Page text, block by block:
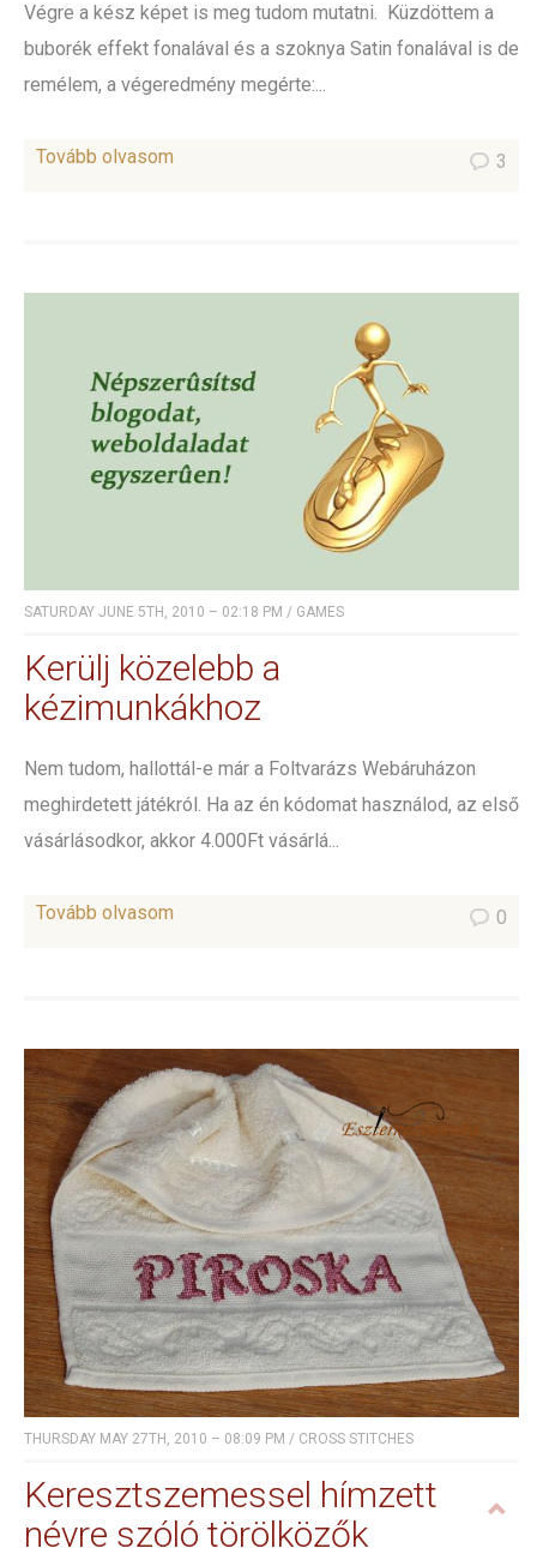
Végre a kész képet is meg tudom mutatni. Küzdöttem a
buborék effekt fonalával és a szoknya Satin fonalával is de
remélem, a végeredmény megérte:...
Tovább olvasom 3
SATURDAY JUNE 5TH, 2010 – 02:18 PM / GAMES
Kerülj közelebb a
kézimunkákhoz
Nem tudom, hallottál-e már a Foltvarázs Webáruházon
meghirdetett játékról. Ha az én kódomat használod, az első
vásárlásodkor, akkor 4.000Ft vásárlá...
Tovább olvasom 0
THURSDAY MAY 27TH, 2010 – 08:09 PM / CROSS STITCHES
Keresztszemessel hímzett
névre szóló törölközők